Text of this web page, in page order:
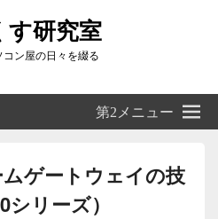
す研究室
ン屋の日々を綴る
第2メニュー
ゲートウェイの技
リーズ）